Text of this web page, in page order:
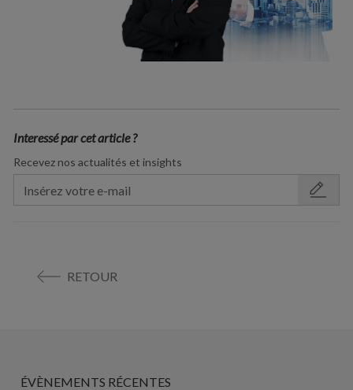
Interessé par cet article ?
Recevez nos actualités et insights
RETOUR
ÉVÈNEMENTS RÉCENTES